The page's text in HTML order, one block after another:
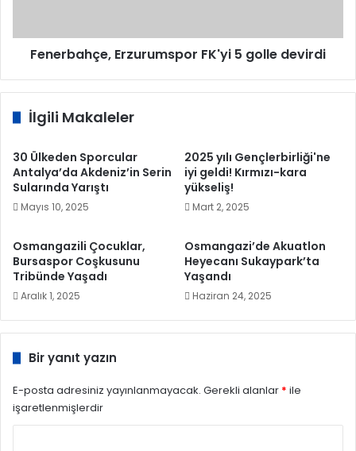
Fenerbahçe, Erzurumspor FK'yi 5 golle devirdi
İlgili Makaleler
30 Ülkeden Sporcular
Antalya’da Akdeniz’in Serin
Sularında Yarıştı
Mayıs 10, 2025
2025 yılı Gençlerbirliği'ne
iyi geldi! Kırmızı-kara
yükseliş!
Mart 2, 2025
Osmangazili Çocuklar,
Bursaspor Coşkusunu
Tribünde Yaşadı
Aralık 1, 2025
Osmangazi’de Akuatlon
Heyecanı Sukaypark’ta
Yaşandı
Haziran 24, 2025
Bir yanıt yazın
E-posta adresiniz yayınlanmayacak. Gerekli alanlar * ile
işaretlenmişlerdir